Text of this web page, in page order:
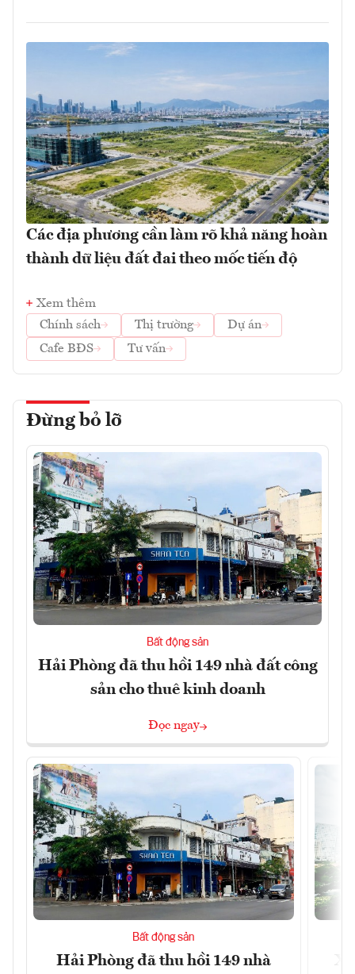
Các địa phương cần làm rõ khả năng hoàn
thành dữ liệu đất đai theo mốc tiến độ
Xem thêm
Chính sách
Thị trường
Dự án
Cafe BĐS
Tư vấn
Đừng bỏ lỡ
Bất động sản
Hải Phòng đã thu hồi 149 nhà đất công
sản cho thuê kinh doanh
Đọc ngay
Bất động sản
Hải Phòng đã thu hồi 149 nhà